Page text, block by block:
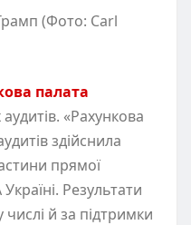
(Фото: Carl
палата
«Рахункова
здійснила
прямої
Результати
й за підтримки